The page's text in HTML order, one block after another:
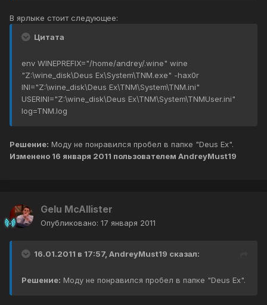
В ярлыке стоит следующее:
Цитата
env WINEPREFIX="/home/andrey/.wine" wine
"Z:\wine_disk\Deus Ex\System\TNM.exe" -hax0r
INI="Z:\wine_disk\Deus Ex\TNM\System\TNM.ini"
USERINI="Z:\wine_disk\Deus Ex\TNM\System\TNMUser.ini"
log=TNM.log
Решение: Моду не понравился пробел в папке "Deus Ex".
Изменено 16 января 2011 пользователем AndreyMust19
Gelu McAllister
Опубликовано: 17 января 2011
16.01.2011 в 17:57, AndreyMust19 сказал:
Решение: Моду не понравился пробел в папке "Deus Ex".